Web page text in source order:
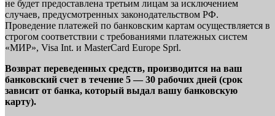
не будет предоставлена третьим лицам за исключением
случаев, предусмотренных законодательством РФ.
Проведение платежей по банковским картам осуществляется в
строгом соответствии с требованиями платежных систем
«МИР», Visa Int. и MasterCard Europe Sprl.
Возврат переведенных средств, производится на ваш
банковский счет в течение 5 — 30 рабочих дней (срок
зависит от банка, который выдал вашу банковскую
карту).